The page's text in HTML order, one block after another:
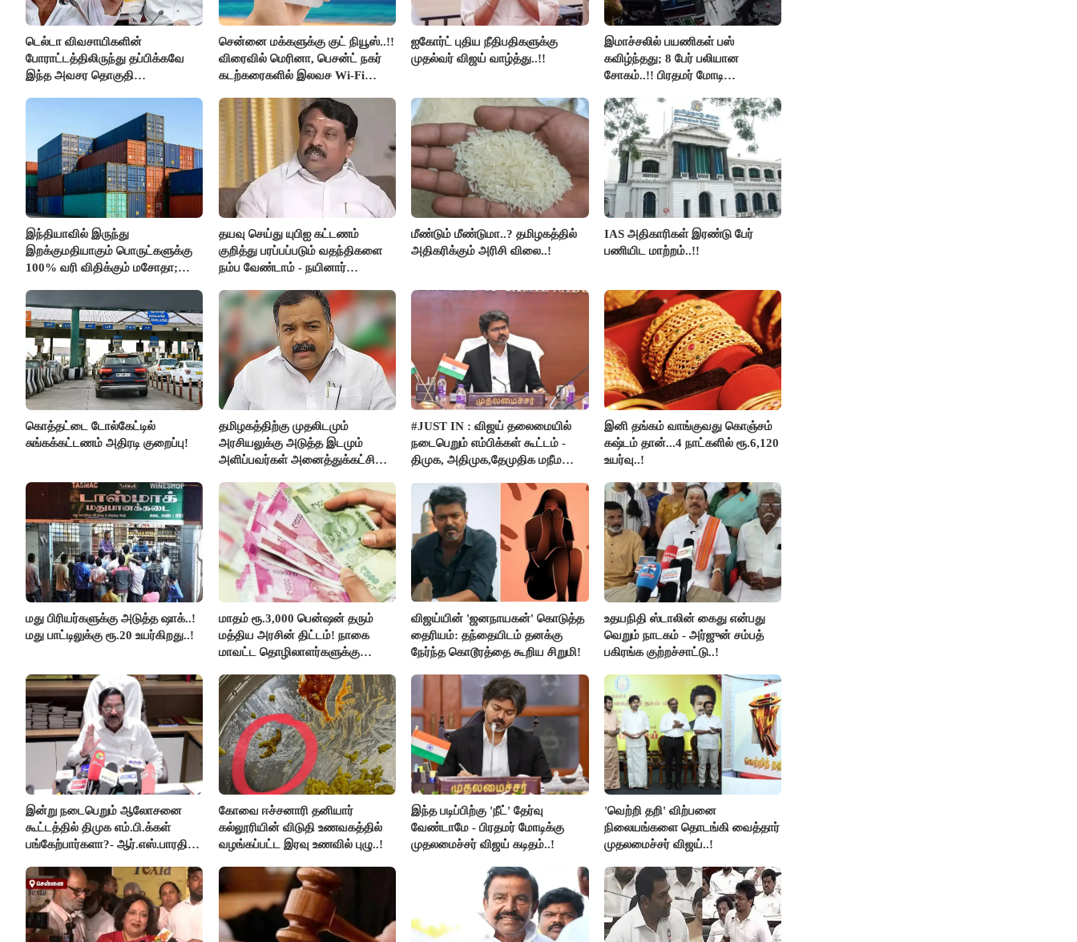
டெல்டா விவசாயிகளின்
போராட்டத்திலிருந்து தப்பிக்கவே
இந்த அவசர தொகுதி
சென்னை மக்களுக்கு குட் நியூஸ்..!!
விரைவில் மெரினா, பெசன்ட் நகர்
கடற்கரைகளில் இலவச Wi-Fi
ஐகோர்ட் புதிய நீதிபதிகளுக்கு
முதல்வர் விஜய் வாழ்த்து..!!
இமாச்சலில் பயணிகள் பஸ்
கவிழ்ந்தது; 8 பேர் பலியான
சோகம்..!! பிரதமர் மோடி
இந்தியாவில் இருந்து
இறக்குமதியாகும் பொருட்களுக்கு
100% வரி விதிக்கும் மசோதா;
தயவு செய்து யுபிஐ கட்டணம்
குறித்து பரப்பப்படும் வதந்திகளை
நம்ப வேண்டாம் - நயினார்
மீண்டும் மீண்டுமா..? தமிழகத்தில்
அதிகரிக்கும் அரிசி விலை..!
IAS அதிகாரிகள் இரண்டு பேர்
பணியிட மாற்றம்..!!
கொத்தட்டை டோல்கேட்டில்
சுங்கக்கட்டணம் அதிரடி குறைப்பு!
தமிழகத்திற்கு முதலிடமும்
அரசியலுக்கு அடுத்த இடமும்
அளிப்பவர்கள் அனைத்துக்கட்சி
- மாணிக்கம் தாகூர்..!!
#JUST IN : விஜய் தலைமையில்
நடைபெறும் எம்பிக்கள் கூட்டம் -
திமுக, அதிமுக,தேமுதிக மநீம
இனி தங்கம் வாங்குவது கொஞ்சம்
கஷ்டம் தான்...4 நாட்களில் ரூ.6,120
உயர்வு..!
மது பிரியர்களுக்கு அடுத்த ஷாக்..!
மது பாட்டிலுக்கு ரூ.20 உயர்கிறது..!
மாதம் ரூ.3,000 பென்ஷன் தரும்
மத்திய அரசின் திட்டம்! நாகை
மாவட்ட தொழிலாளர்களுக்கு
செய்தி!
விஜய்யின் 'ஜனநாயகன்' கொடுத்த
தைரியம்: தந்தையிடம் தனக்கு
நேர்ந்த கொடூரத்தை கூறிய சிறுமி!
உதயநிதி ஸ்டாலின் கைது என்பது
வெறும் நாடகம் - அர்ஜுன் சம்பத்
பகிரங்க குற்றச்சாட்டு..!
இன்று நடைபெறும் ஆலோசனை
கூட்டத்தில் திமுக எம்.பி.க்கள்
பங்கேற்பார்களா?- ஆர்.எஸ்.பாரதி
கோவை ஈச்சனாரி தனியார்
கல்லூரியின் விடுதி உணவகத்தில்
வழங்கப்பட்ட இரவு உணவில் புழு..!
இந்த படிப்பிற்கு 'நீட்' தேர்வு
வேண்டாமே - பிரதமர் மோடிக்கு
முதலமைச்சர் விஜய் கடிதம்..!
'வெற்றி தறி' விற்பனை
நிலையங்களை தொடங்கி வைத்தார்
முதலமைச்சர் விஜய்..!